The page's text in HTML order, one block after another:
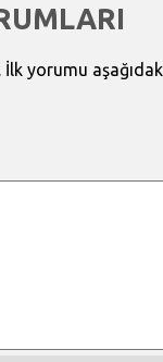
İlk yorumu